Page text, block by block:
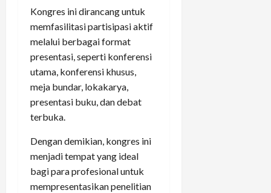
Kongres ini dirancang untuk
memfasilitasi partisipasi aktif
melalui berbagai format
presentasi, seperti konferensi
utama, konferensi khusus,
meja bundar, lokakarya,
presentasi buku, dan debat
terbuka.
Dengan demikian, kongres ini
menjadi tempat yang ideal
bagi para profesional untuk
mempresentasikan penelitian